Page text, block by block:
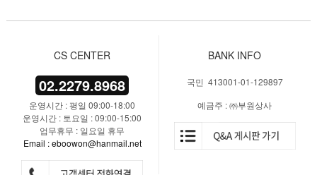
CS CENTER
02.2279.8968
운영시간 : 평일 09:00-18:00
운영시간 : 토요일 : 09:00-15:00
업무휴무 : 일요일 휴무
Email : eboowon@hanmail.net
BANK INFO
국민 413001-01-129897
예금주 : ㈜부원상사